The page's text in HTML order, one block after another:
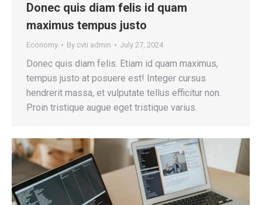
Donec quis diam felis id quam
maximus tempus justo
Economy By cvti admin July 27, 2024
Donec quis diam felis. Etiam id quam maximus,
tempus justo at posuere est! Integer cursus
hendrerit massa, et vulputate tellus efficitur non.
Proin tristique augue eget tristique varius.